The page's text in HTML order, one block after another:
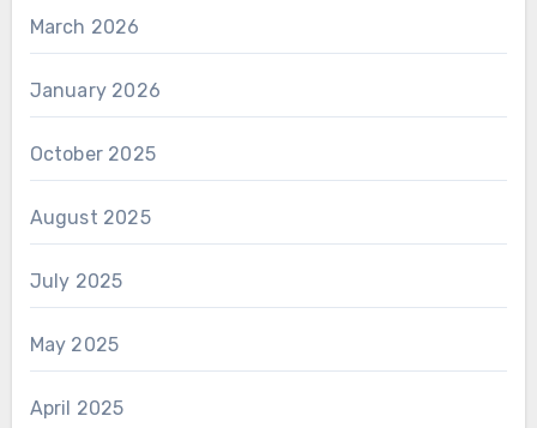
March 2026
January 2026
October 2025
August 2025
July 2025
May 2025
April 2025